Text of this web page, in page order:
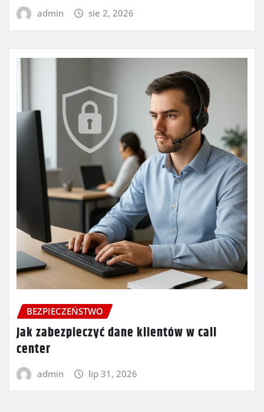
admin sie 2, 2026
BEZPIECZEŃSTWO
Jak zabezpieczyć dane klientów w call
center
admin lip 31, 2026